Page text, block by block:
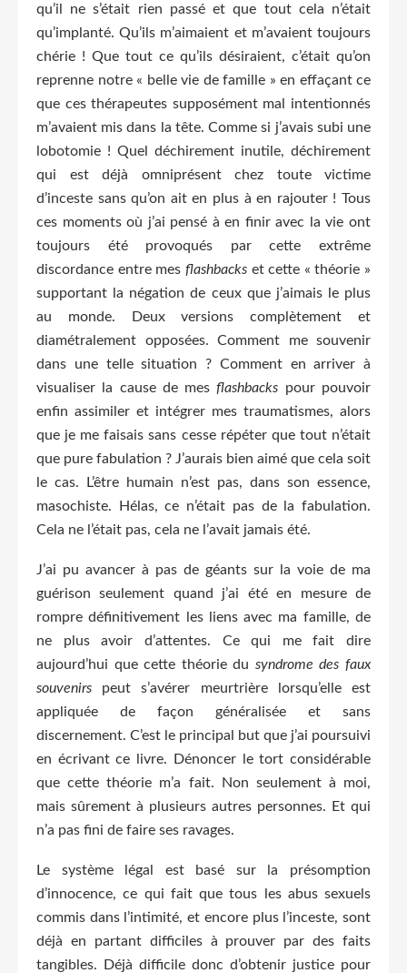
qu’il ne s’était rien passé et que tout cela n’était
qu’implanté. Qu’ils m’aimaient et m’avaient toujours
chérie ! Que tout ce qu’ils désiraient, c’était qu’on
reprenne notre « belle vie de famille » en effaçant ce
que ces thérapeutes supposément mal intentionnés
m’avaient mis dans la tête. Comme si j’avais subi une
lobotomie ! Quel déchirement inutile, déchirement
qui est déjà omniprésent chez toute victime
d’inceste sans qu’on ait en plus à en rajouter ! Tous
ces moments où j’ai pensé à en finir avec la vie ont
toujours été provoqués par cette extrême
discordance entre mes flashbackset cette « théorie »
supportant la négation de ceux que j’aimais le plus
au monde. Deux versions complètement et
diamétralement opposées. Comment me souvenir
dans une telle situation ? Comment en arriver à
visualiser la cause de mesflashbacks pour pouvoir
enfin assimiler et intégrer mes traumatismes, alors
que je me faisais sans cesse répéter que tout n’était
que pure fabulation ? J’aurais bien aimé que cela soit
le cas. L’être humain n’est pas, dans son essence,
masochiste. Hélas, ce n’était pas de la fabulation.
Cela ne l’était pas, cela ne l’avait jamais été.
J’ai pu avancer à pas de géants sur la voie de ma
guérison seulement quand j’ai été en mesure de
rompre définitivement les liens avec ma famille, de
ne plus avoir d’attentes. Ce qui me fait dire
aujourd’hui que cette théorie du syndrome des faux
souvenirs peut s’avérer meurtrière lorsqu’elle est
appliquée de façon généralisée et sans
discernement. C’est le principal but que j’ai poursuivi
en écrivant ce livre. Dénoncer le tort considérable
que cette théorie m’a fait. Non seulement à moi,
mais sûrement à plusieurs autres personnes. Et qui
n’a pas fini de faire ses ravages.
Le système légal est basé sur la présomption
d’innocence, ce qui fait que tous les abus sexuels
commis dans l’intimité, et encore plus l’inceste, sont
déjà en partant difficiles à prouver par des faits
tangibles. Déjà difficile donc d’obtenir justice pour